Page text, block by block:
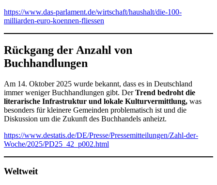
https://www.das-parlament.de/wirtschaft/haushalt/die-100-
milliarden-euro-koennen-fliessen
Rückgang der Anzahl von
Buchhandlungen
Am 14. Oktober 2025 wurde bekannt, dass es in Deutschland
immer weniger Buchhandlungen gibt. DerTrend bedroht die
literarische Infrastruktur und lokale Kulturvermittlung, was
besonders für kleinere Gemeinden problematisch ist und die
Diskussion um die Zukunft des Buchhandels anheizt.
https://www.destatis.de/DE/Presse/Pressemitteilungen/Zahl-der-
Woche/2025/PD25_42_p002.html
Weltweit